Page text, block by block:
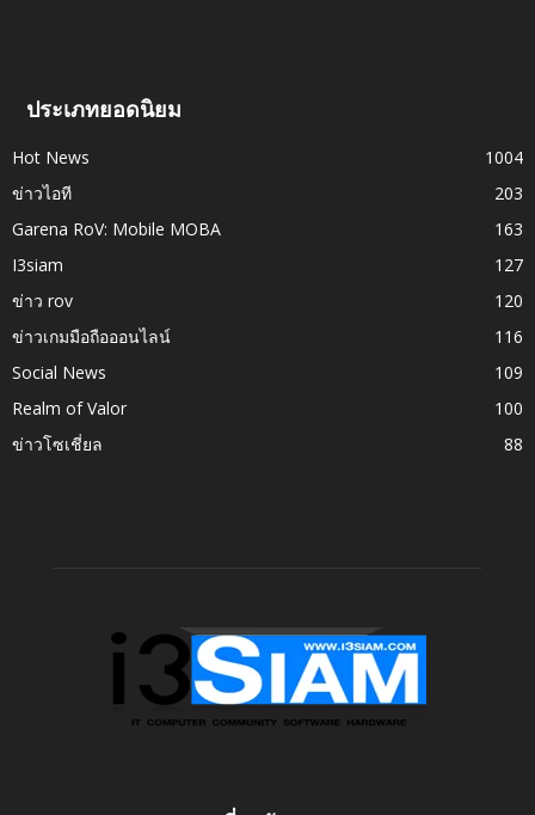
ประเภทยอดนิยม
Hot News
1004
ข่าวไอที
203
Garena RoV: Mobile MOBA
163
I3siam
127
ข่าว rov
120
ข่าวเกมมือถือออนไลน์
116
Social News
109
Realm of Valor
100
ข่าวโซเชี่ยล
88